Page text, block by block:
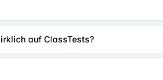
auf ClassTests?